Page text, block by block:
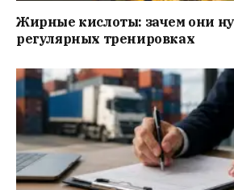
Жирные кислоты: зачем они
регулярных тренировках